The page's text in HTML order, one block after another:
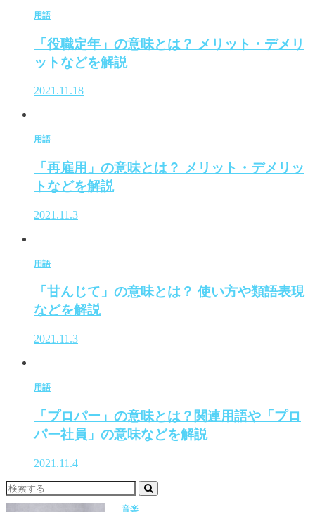
用語
「役職定年」の意味とは？ メリット・デメリ
ットなどを解説
2021.11.18
用語
「再雇用」の意味とは？ メリット・デメリッ
トなどを解説
2021.11.3
用語
「甘んじて」の意味とは？ 使い方や類語表現
などを解説
2021.11.3
用語
「プロパー」の意味とは？関連用語や「プロ
パー社員」の意味などを解説
2021.11.4
音楽